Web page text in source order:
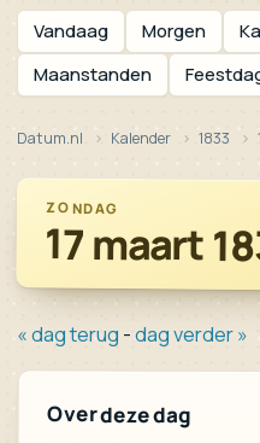
Vandaag Morgen
Maanstanden
Datum.nl Kalender 1833
ZONDAG
17 maart
« dag terug -dag verder »
Over deze dag